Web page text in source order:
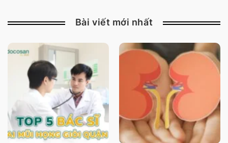
Bài viết mới nhất